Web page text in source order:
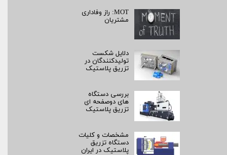
MOT: راز وفاداری
مشتریان
دلایل شکست
تولیدکنندگان در
تزریق پلاستیک
بررسی دستگاه
های دوصفحه ای
تزریق پلاستیک
مشخصات و کلیات
دستگاه تزریق
پلاستیک در ایران